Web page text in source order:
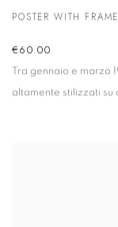
POSTER WITH FRAME
€60.00
Tra gennaio e marzo
altamente stilizzati